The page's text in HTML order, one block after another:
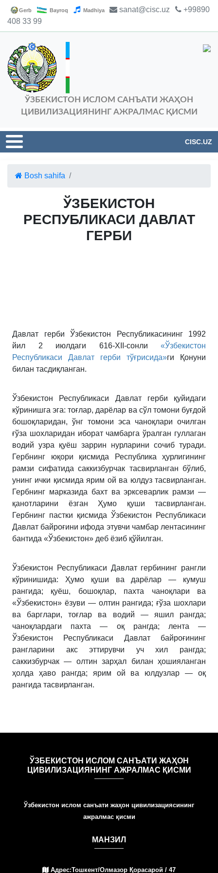
Gerb Bayroq Madhiya sanat@cisc.uz
+99890
408 33 99
ЎЗБЕКИСТОН ИСЛОМ САНЪАТИ ЖАҲОН
ЦИВИЛИЗАЦИЯНИНГ АЖРАЛМАС ҚИСМИ
CISC.UZ
Bosh sahifa
ЎЗБЕКИСТОН
РЕСПУБЛИКАСИ ДАВЛАТ
ГЕРБИ
Давлат герби Ўзбекистон Республикасининг 1992
йил 2 июлдаги 616-XII-сонли «Ўзбекистон
Республикаси Давлат герби тўғрисида»ги Қонуни
билан тасдиқланган.
Ўзбекистон Республикаси Давлат герби қуйидаги
кўринишга эга: тоғлар, дарёлар ва сўл томони буғдой
бошоқларидан, ўнг томони эса чаноқлари очилган
ғўза шохларидан иборат чамбарга ўралган гуллаган
водий узра қуёш заррин нурларини сочиб туради.
Гербнинг юқори қисмида Республика ҳурлигининг
рамзи сифатида саккизбурчак тасвирланган бўлиб,
унинг ички қисмида ярим ой ва юлдуз тасвирланган.
Гербнинг марказида бахт ва эрксеварлик рамзи —
қанотларини ёзган Ҳумо қуши тасвирланган.
Гербнинг пастки қисмида Ўзбекистон Республикаси
Давлат байроғини ифода этувчи чамбар лентасининг
бантида «Ўзбекистон» деб ёзиб қўйилган.
Ўзбекистон Республикаси Давлат гербининг рангли
кўринишида: Ҳумо қуши ва дарёлар — кумуш
рангида; қуёш, бошоқлар, пахта чаноқлари ва
«Ўзбекистон» ёзуви — олтин рангида; ғўза шохлари
ва барглари, тоғлар ва водий — яшил рангда;
чаноқлардаги пахта — оқ рангда; лента —
Ўзбекистон Республикаси Давлат байроғининг
рангларини акс эттирувчи уч хил рангда;
саккизбурчак — олтин зарҳал билан ҳошияланган
ҳолда ҳаво рангда; ярим ой ва юлдузлар — оқ
рангида тасвирланган.
ЎЗБЕКИСТОН ИСЛОМ САНЪАТИ ЖАҲОН
ЦИВИЛИЗАЦИЯНИНГ АЖРАЛМАС ҚИСМИ
Ўзбекистон ислом санъати жаҳон цивилизациясининг
ажралмас қисми
МАНЗИЛ
Адрес:Тошкент/Олмазор Қорасарой / 47